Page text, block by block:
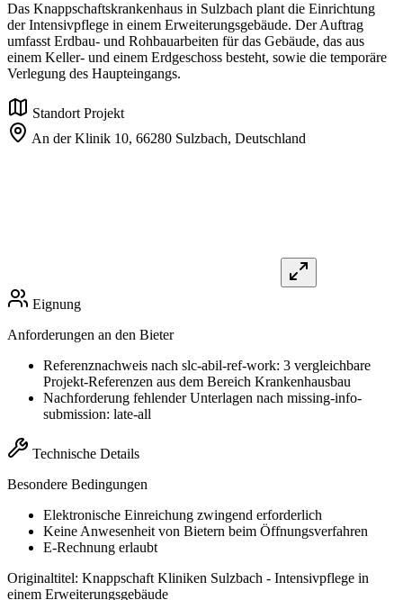
Das Knappschaftskrankenhaus in Sulzbach plant die Einrichtung
der Intensivpflege in einem Erweiterungsgebäude. Der Auftrag
umfasst Erdbau- und Rohbauarbeiten für das Gebäude, das aus
einem Keller- und einem Erdgeschoss besteht, sowie die temporäre
Verlegung des Haupteingangs.
Standort Projekt
An der Klinik 10, 66280 Sulzbach, Deutschland
Eignung
Anforderungen an den Bieter
Referenznachweis nach slc-abil-ref-work: 3 vergleichbare
Projekt-Referenzen aus dem Bereich Krankenhausbau
Nachforderung fehlender Unterlagen nach missing-info-
submission: late-all
Technische Details
Besondere Bedingungen
Elektronische Einreichung zwingend erforderlich
Keine Anwesenheit von Bietern beim Öffnungsverfahren
E-Rechnung erlaubt
Originaltitel: Knappschaft Kliniken Sulzbach - Intensivpflege in
einem Erweiterungsgebäude